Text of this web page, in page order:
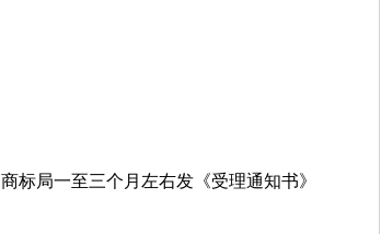
商标局一至三个月左右发《受理通知书》